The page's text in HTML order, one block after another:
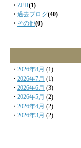
・ ZEH(1)
・ 過去ブログ(40)
・ その他(0)
・ 2026年8月 (1)
・ 2026年7月 (1)
・ 2026年6月 (3)
・ 2026年5月 (2)
・ 2026年4月 (2)
・ 2026年3月 (2)